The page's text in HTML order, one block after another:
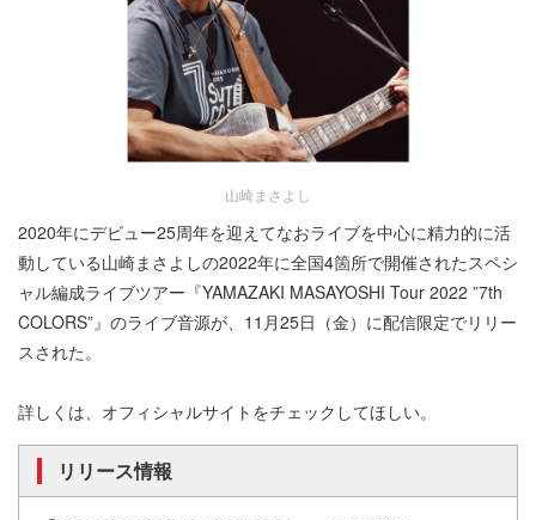
山崎まさよし
2020年にデビュー25周年を迎えてなおライブを中心に精力的に活
動している山崎まさよしの2022年に全国4箇所で開催されたスペシ
ャル編成ライブツアー『YAMAZAKI MASAYOSHI Tour 2022 ”7th
COLORS”』のライブ音源が、11月25日（金）に配信限定でリリー
スされた。
詳しくは、オフィシャルサイトをチェックしてほしい。
リリース情報